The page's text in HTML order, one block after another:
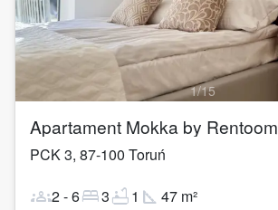
1/15
Apartament Mokka by Rentoom
PCK 3, 87-100 Toruń
groups2-6bed3bathtub1 square_foot 47 m²